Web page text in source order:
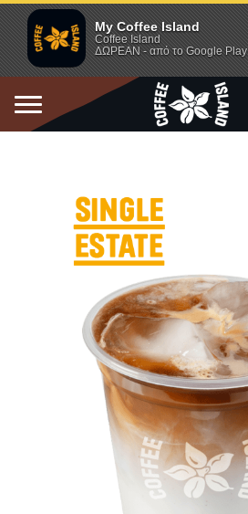
My Coffee Island
Coffee Island
ΔΩΡΕΑΝ - από το Google Play